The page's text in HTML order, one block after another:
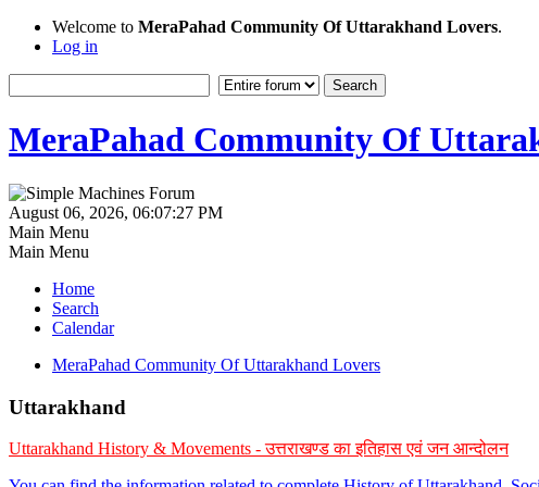
Welcome to MeraPahad Community Of Uttarakhand Lovers.
Log in
MeraPahad Community Of
August 06, 2026, 06:07:27 PM
Main Menu
Main Menu
Home
Search
Calendar
MeraPahad Community Of Uttarakhand Lovers
Uttarakhand
Uttarakhand History & Movements - उत्तराखण्ड का इतिहास एवं जन आन्दोलन